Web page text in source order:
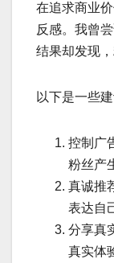
在追求商业
反感。我曾
结果却发现
以下是一些
控制广
粉丝产
真诚推
表达自
分享真
真实体